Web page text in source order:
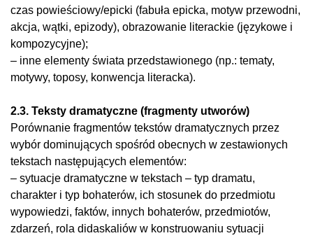
czas powieściowy/epicki (fabuła epicka, motyw przewodni,
akcja, wątki, epizody), obrazowanie literackie (językowe i
kompozycyjne);
– inne elementy świata przedstawionego (np.: tematy,
motywy, toposy, konwencja literacka).
2.3. Teksty dramatyczne (fragmenty utworów)
Porównanie fragmentów tekstów dramatycznych przez
wybór dominujących spośród obecnych w zestawionych
tekstach następujących elementów:
– sytuacje dramatyczne w tekstach – typ dramatu,
charakter i typ bohaterów, ich stosunek do przedmiotu
wypowiedzi, faktów, innych bohaterów, przedmiotów,
zdarzeń, rola didaskaliów w konstruowaniu sytuacji